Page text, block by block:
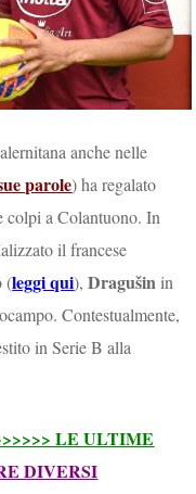
anche nelle
parole) ha regalato
colpi a Colantuono. In
il francese
(leggi qui),Dragušin in
Contestualmente,
in Serie B alla
LE ULTIME
DIVERSI